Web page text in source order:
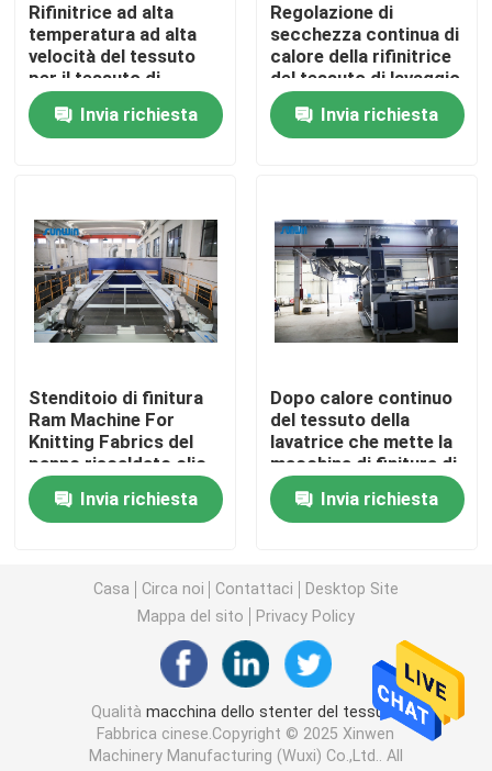
Richieda una citazione
macchina dello stenter del tessuto
Macchina di Stenter del tessuto
Asciugatrice del tessuto
Macchina della regolazione di calore del tessuto
Rifinitrice del tessuto
apparecchio di tintura del tessuto
Macchina di stampaggio di tessuti
Asciugatrice di caduta
Rifinitrice ad alta
temperatura ad alta
velocità del tessuto
per il tessuto di
Bedmattress
Invia richiesta
Regolazione di
secchezza continua di
calore della rifinitrice
del tessuto di lavaggio
di Stenter
Invia richiesta
Stenditoio di finitura
Ram Machine For
Knitting Fabrics del
panno riscaldato olio
di 8 camere
Invia richiesta
Dopo calore continuo
del tessuto della
lavatrice che mette la
macchina di finitura di
Stenter
Invia richiesta
Casa Circa noi Contattaci
Desktop Site
Mappa del sito
Privacy Policy
Qualità macchina dello stenter del tessuto
Fabbrica cinese.Copyright © 2025 Xinwen
Machinery Manufacturing (Wuxi) Co.,Ltd.. All